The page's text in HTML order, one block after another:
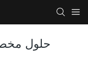
حلول